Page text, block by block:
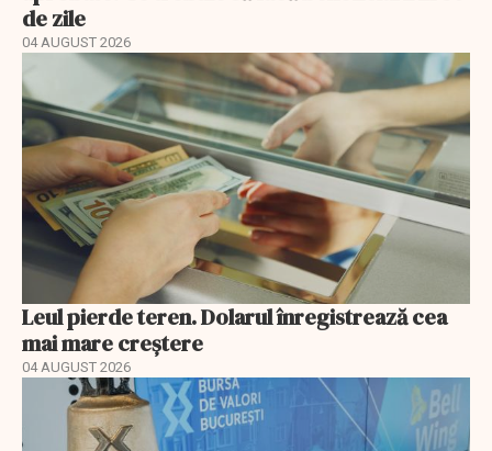
de zile
04 AUGUST 2026
Leul pierde teren. Dolarul înregistrează cea
mai mare creștere
04 AUGUST 2026